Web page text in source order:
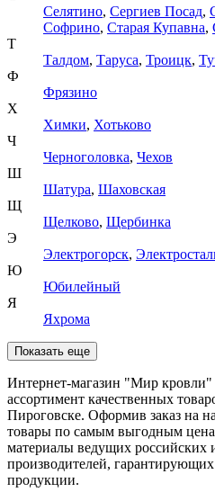
Селятино, Сергиев Посад,
Софрино, Старая Купавна,
Т
Талдом, Таруса, Троицк,
Ф
Фрязино
Х
Химки, Хотьково
Ч
Черноголовка, Чехов
Ш
Шатура, Шаховская
Щ
Щелково, Щербинка
Э
Электрогорск,
Ю
Юбилейный
Я
Яхрома
Показать еще
Интернет-магазин "Мир кровли"
ассортимент качественных
Пироговске. Оформив заказ на
товары по самым выгодным
материалы ведущих российских
производителей, гарантирующих
продукции.